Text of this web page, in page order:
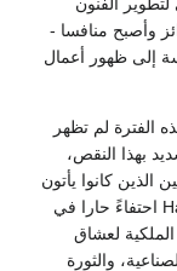
وأصبح منافسا -
إلى ظهور أعمال
الفترة لم تظهر
بهذا النقص،
الذين كانوا يأتون
إليهم من القارة الأوروبية. لقد احتفوا بهايدن Haudn احتفاءً حارا في
الملكية لعشاق
الصناعية، والثورة